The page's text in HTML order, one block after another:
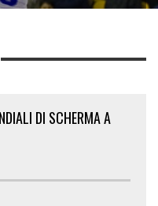
DI SCHERMA A